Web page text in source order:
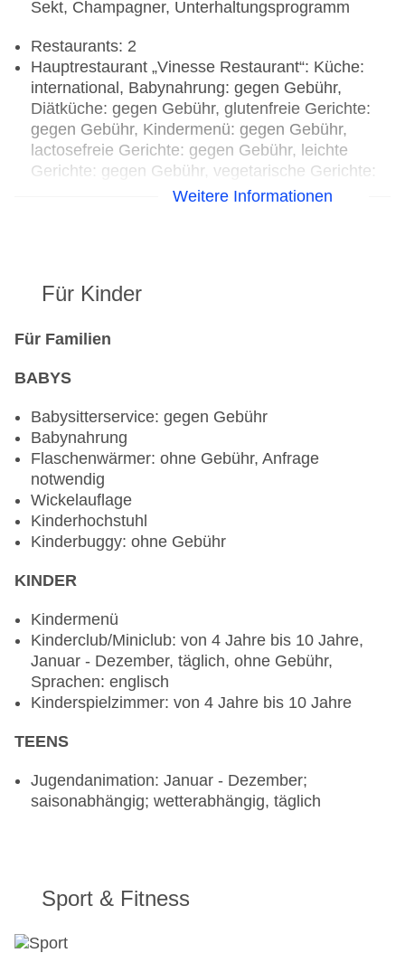
Sekt, Champagner, Unterhaltungsprogramm
Restaurants: 2
Hauptrestaurant „Vinesse Restaurant“: Küche:
international, Babynahrung: gegen Gebühr,
Diätküche: gegen Gebühr, glutenfreie Gerichte:
gegen Gebühr, Kindermenü: gegen Gebühr,
lactosefreie Gerichte: gegen Gebühr, leichte
Gerichte: gegen Gebühr, vegetarische Gerichte:
gegen Gebühr, vegane Gerichte: gegen Gebühr,
angemessene Kleidung erwünscht
Küche: international, Fisch/Meeresfrüchte,
gegen Gebühr, Diätküche: gegen Gebühr,
Gerichte: gegen Gebühr, vegetarische Gerichte:
gegen Gebühr, vegane Gerichte: gegen Gebühr,
Vollwertkost: gegen Gebühr, à la carte,
Showcooking, gegen Gebühr, täglich 12:30 Uhr -
23:30 Uhr, klimatisierbar, am Strand,
angemessene Kleidung erwünscht
Bars & mehr: 3
Dezember, täglich 12:30 Uhr - 01:00 Uhr, gegen
Strandbar „The Aquario Bar“: ab 18 Jahre, Januar
- Dezember, täglich 11:30 Uhr - 01:00 Uhr, gegen
Gebühr
Poolbar Outdoor „Pool Lounge“: ab 18 Jahre,
Januar - Dezember, täglich, gegen Gebühr
Weitere Informationen
Für Kinder
Für Familien
BABYS
Babysitterservice: gegen Gebühr
Babynahrung
Flaschenwärmer: ohne Gebühr, Anfrage
notwendig
Wickelauflage
Kinderhochstuhl
Kinderbuggy: ohne Gebühr
KINDER
Kindermenü
Kinderclub/Miniclub: von 4 Jahre bis 10 Jahre,
Januar - Dezember, täglich, ohne Gebühr,
Sprachen: englisch
Kinderspielzimmer: von 4 Jahre bis 10 Jahre
TEENS
Jugendanimation: Januar - Dezember;
saisonabhängig; wetterabhängig, täglich
Sport & Fitness